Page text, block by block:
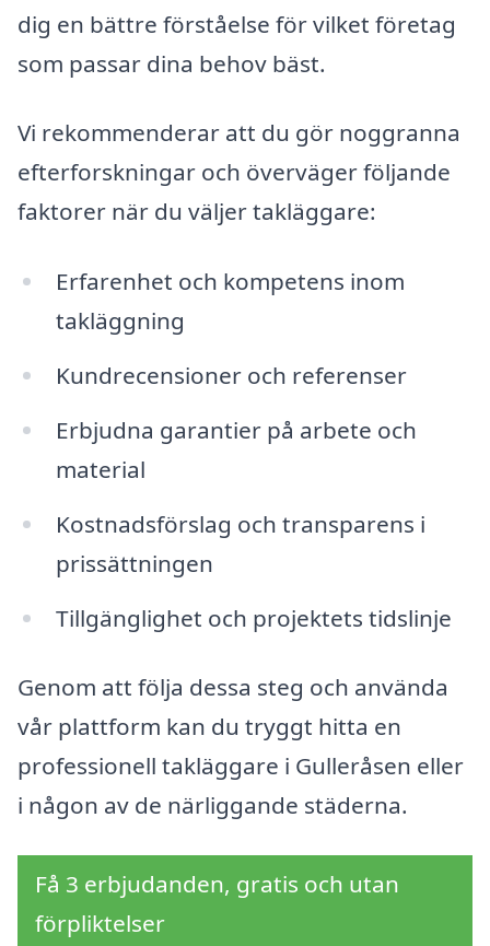
dig en bättre förståelse för vilket företag
som passar dina behov bäst.
Vi rekommenderar att du gör noggranna
efterforskningar och överväger följande
faktorer när du väljer takläggare:
Erfarenhet och kompetens inom
takläggning
Kundrecensioner och referenser
Erbjudna garantier på arbete och
material
Kostnadsförslag och transparens i
prissättningen
Tillgänglighet och projektets tidslinje
Genom att följa dessa steg och använda
vår plattform kan du tryggt hitta en
professionell takläggare i Gulleråsen eller
i någon av de närliggande städerna.
Få 3 erbjudanden, gratis och utan
förpliktelser